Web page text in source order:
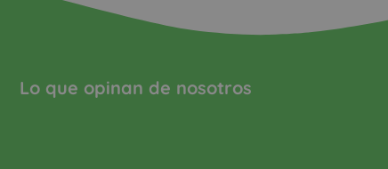
Lo que opinan de nosotros